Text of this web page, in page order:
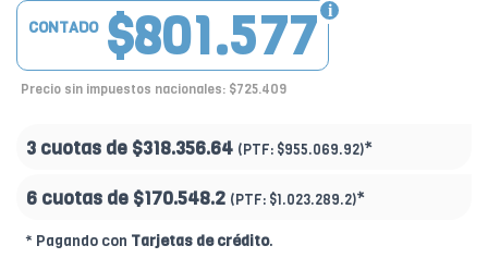
$801.577
CONTADO
Precio sin impuestos nacionales: $725.409
3 cuotas de $318.356.64 (PTF: $955.069.92)*
6 cuotas de $170.548.2 (PTF: $1.023.289.2)*
* Pagando con Tarjetas de crédito.